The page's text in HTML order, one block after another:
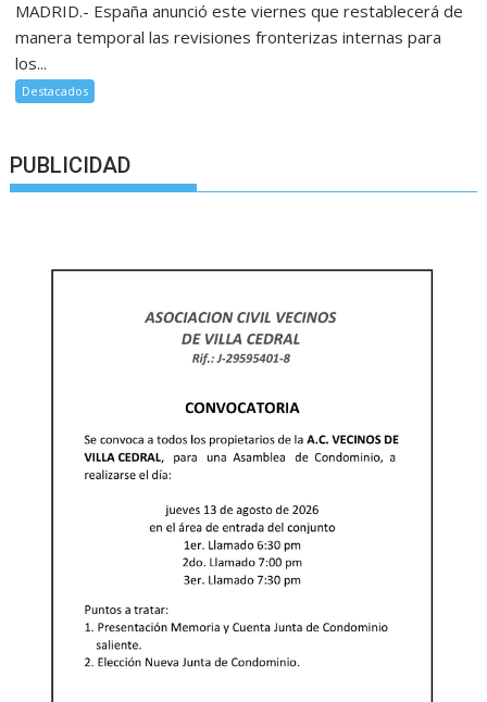
MADRID.- España anunció este viernes que restablecerá de
manera temporal las revisiones fronterizas internas para
los...
Destacados
PUBLICIDAD